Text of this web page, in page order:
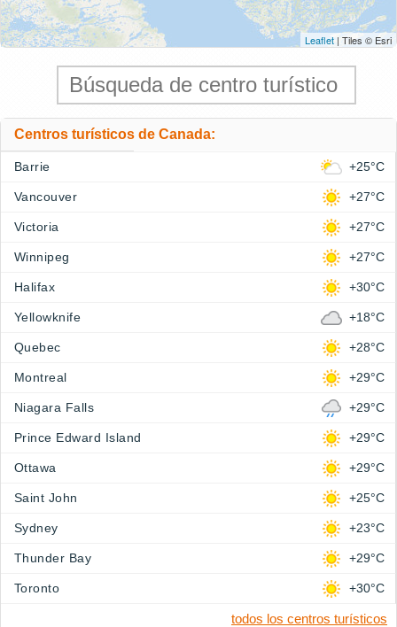
Leaflet | Tiles © Esri
Centros turísticos de Canada:
Barrie +25°C
Vancouver +27°C
Victoria +27°C
Winnipeg +27°C
Halifax +30°C
Yellowknife +18°C
Quebec +28°C
Montreal +29°C
Niagara Falls +29°C
Prince Edward Island +29°C
Ottawa +29°C
Saint John +25°C
Sydney +23°C
Thunder Bay +29°C
Toronto +30°C
todos los centros turísticos